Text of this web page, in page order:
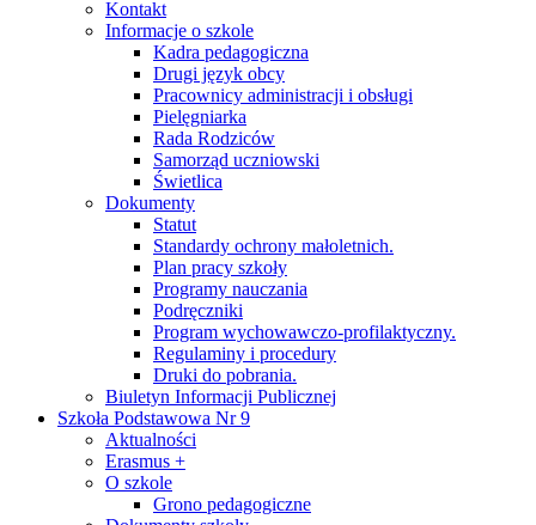
Kontakt
Informacje o szkole
Kadra pedagogiczna
Drugi język obcy
Pracownicy administracji i obsługi
Pielęgniarka
Rada Rodziców
Samorząd uczniowski
Świetlica
Dokumenty
Statut
Standardy ochrony małoletnich.
Plan pracy szkoły
Programy nauczania
Podręczniki
Program wychowawczo-profilaktyczny.
Regulaminy i procedury
Druki do pobrania.
Biuletyn Informacji Publicznej
Szkoła Podstawowa Nr 9
Aktualności
Erasmus +
O szkole
Grono pedagogiczne